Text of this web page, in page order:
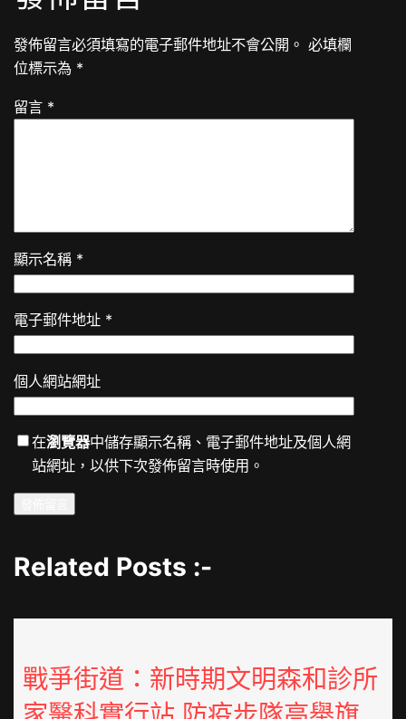
發佈留言必須填寫的電子郵件地址不會公開。 必填欄
位標示為 *
留言 *
顯示名稱 *
電子郵件地址 *
個人網站網址
在瀏覽器中儲存顯示名稱、電子郵件地址及個人網
站網址，以供下次發佈留言時使用。
Related Posts :-
戰爭街道：新時期文明森和診所